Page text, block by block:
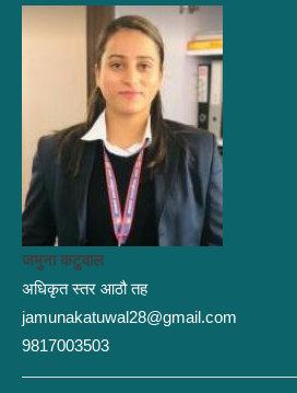
जमुना कटुवाल
अधिकृत स्तर आठौ तह
jamunakatuwal28@gmail.com
9817003503